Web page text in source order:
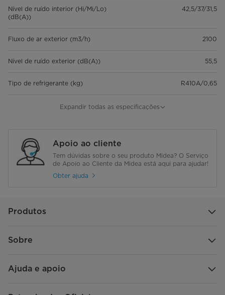
Nível de ruído interior (Hi/Mi/Lo)
(dB(A))
42,5/37/31,5
Fluxo de ar exterior (m3/h) 2100
Nível de ruído exterior (dB(A)) 55,5
Tipo de refrigerante (kg) R410A/0,65
Pressão de projeto (MPa)
Área de aplicação (Norma de
arrefecimento) (m²)
Refrigeração (condições padrão)
EER (W/W) 3,03
Expandir todas as especificações
Apoio ao cliente
Tem dúvidas sobre o seu produto Midea? O Serviço
de Apoio ao Cliente da Midea está aqui para ajudar!
Obter ajuda
Produtos
Sobre
Ajuda e apoio